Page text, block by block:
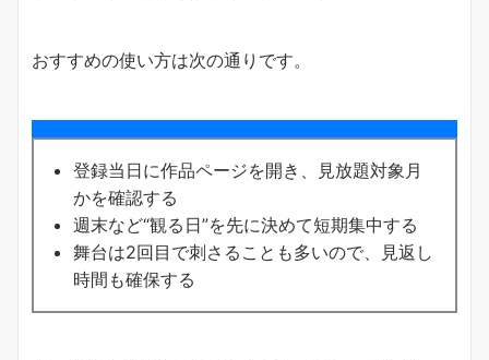
おすすめの使い方は次の通りです。
登録当日に作品ページを開き、見放題対象月
かを確認する
週末など“観る日”を先に決めて短期集中する
舞台は2回目で刺さることも多いので、見返し
時間も確保する